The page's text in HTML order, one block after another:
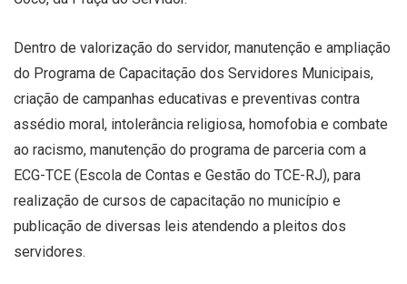
Dentro de valorização do servidor, manutenção e ampliação
do Programa de Capacitação dos Servidores Municipais,
criação de campanhas educativas e preventivas contra
assédio moral, intolerância religiosa, homofobia e combate
ao racismo, manutenção do programa de parceria com a
ECG-TCE (Escola de Contas e Gestão do TCE-RJ), para
realização de cursos de capacitação no município e
publicação de diversas leis atendendo a pleitos dos
servidores.